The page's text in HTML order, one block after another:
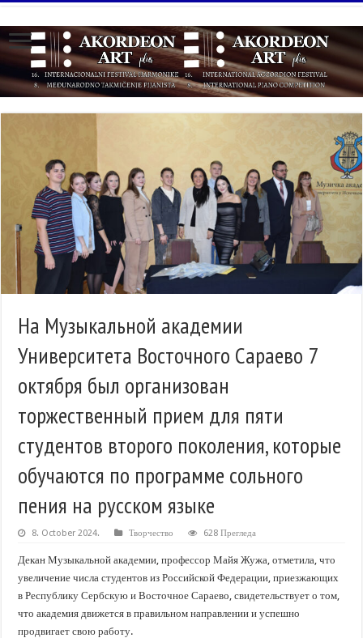
На Музыкальной академии
Университета Восточного Сараево 7
октября был организован
торжественный прием для пяти
студентов второго поколения, которые
обучаются по программе сольного
пения на русском языке
8. October 2024. Творчество 628 Прегледа
Декан Музыкальной академии, профессор Майя Жужа, отметила, что
увеличение числа студентов из Российской Федерации, приезжающих
в Республику Сербскую и Восточное Сараево, свидетельствует о том,
что академия движется в правильном направлении и успешно
продвигает свою работу.